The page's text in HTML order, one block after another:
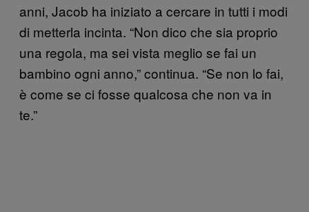
anni, Jacob ha iniziato a cercare in tutti i modi
di metterla incinta. “Non dico che sia proprio
una regola, ma sei vista meglio se fai un
bambino ogni anno,” continua. “Se non lo fai,
è come se ci fosse qualcosa che non va in
te.”